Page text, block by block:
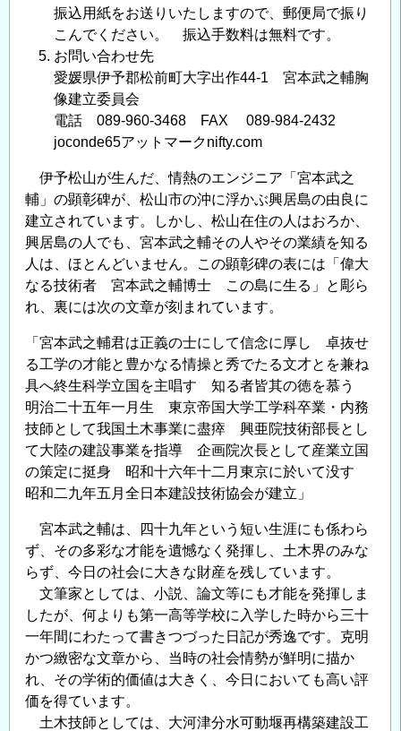
振込用紙をお送りいたしますので、郵便局で振り
こんでください。 振込手数料は無料です。
お問い合わせ先
愛媛県伊予郡松前町大字出作44-1 宮本武之輔胸
像建立委員会
電話 089-960-3468 FAX 089-984-2432
joconde65アットマークnifty.com
伊予松山が生んだ、情熱のエンジニア「宮本武之
輔」の顕彰碑が、松山市の沖に浮かぶ興居島の由良に
建立されています。しかし、松山在住の人はおろか、
興居島の人でも、宮本武之輔その人やその業績を知る
人は、ほとんどいません。この顕彰碑の表には「偉大
なる技術者 宮本武之輔博士 この島に生る」と彫ら
れ、裏には次の文章が刻まれています。
「宮本武之輔君は正義の士にして信念に厚し 卓抜せ
る工学の才能と豊かなる情操と秀でたる文才とを兼ね
具へ終生科学立国を主唱す 知る者皆其の徳を慕う
明治二十五年一月生 東京帝国大学工学科卒業・内務
技師として我国土木事業に盡瘁 興亜院技術部長とし
て大陸の建設事業を指導 企画院次長として産業立国
の策定に挺身 昭和十六年十二月東京に於いて没す
昭和二九年五月全日本建設技術協会が建立」
宮本武之輔は、四十九年という短い生涯にも係わら
ず、その多彩な才能を遺憾なく発揮し、土木界のみな
らず、今日の社会に大きな財産を残しています。
文筆家としては、小説、論文等にも才能を発揮しま
したが、何よりも第一高等学校に入学した時から三十
一年間にわたって書きつづった日記が秀逸です。克明
かつ緻密な文章から、当時の社会情勢が鮮明に描か
れ、その学術的価値は大きく、今日においても高い評
価を得ています。
土木技師としては、大河津分水可動堰再構築建設工